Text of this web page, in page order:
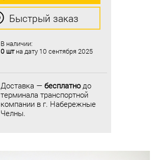
Быстрый заказ
В наличии:
0 штна дату 10 сентября 2025
Доставка — бесплатнодо
терминала транспортной
компании в г. Набережные
Челны.
Быстрый заказ
В наличии:
0 штна дату 10 сентября 2025
Доставка — бесплатнодо
терминала транспортной
компании в г. Набережные
Челны.